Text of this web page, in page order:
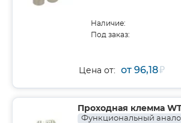
Наличие:
Под заказ:
Цена от: от 96,18₽
Проходная клемма
Функциональный